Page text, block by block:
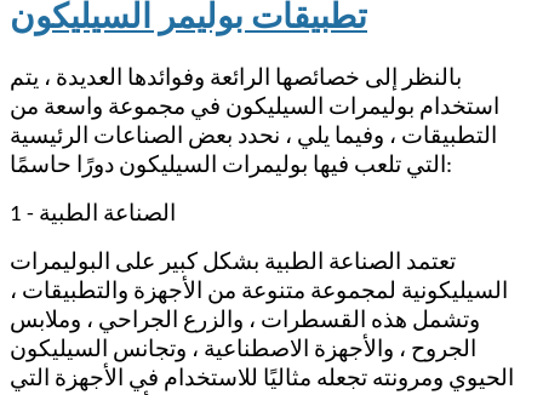
تطبيقات بوليمر السيليكون
بالنظر إلى خصائصها الرائعة وفوائدها العديدة ، يتم
استخدام بوليمرات السيليكون في مجموعة واسعة من
التطبيقات ، وفيما يلي ، نحدد بعض الصناعات الرئيسية
التي تلعب فيها بوليمرات السيليكون دورًا حاسمًا:
1 - الصناعة الطبية
تعتمد الصناعة الطبية بشكل كبير على البوليمرات
السيليكونية لمجموعة متنوعة من الأجهزة والتطبيقات ،
وتشمل هذه القسطرات ، والزرع الجراحي ، وملابس
الجروح ، والأجهزة الاصطناعية ، وتجانس السيليكون
الحيوي ومرونته تجعله مثاليًا للاستخدام في الأجهزة التي